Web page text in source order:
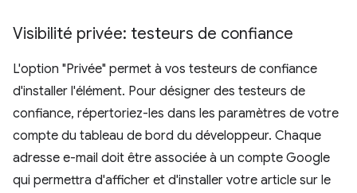
Visibilité privée: testeurs de confiance
L'option "Privée" permet à vos testeurs de confiance
d'installer l'élément. Pour désigner des testeurs de
confiance, répertoriez-les dans les paramètres de votre
compte du tableau de bord du développeur. Chaque
adresse e-mail doit être associée à un compte Google
qui permettra d'afficher et d'installer votre article sur le